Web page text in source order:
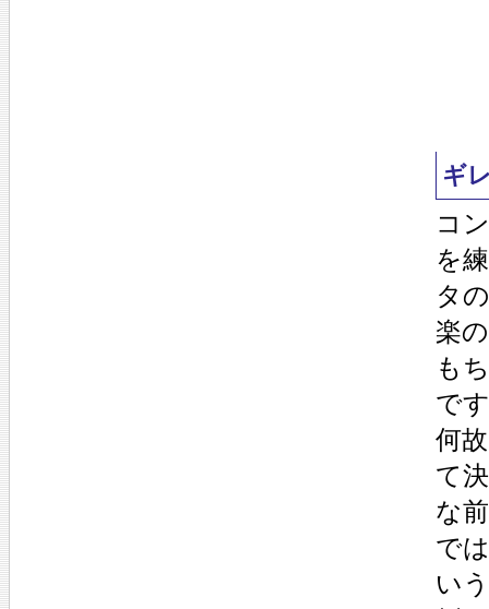
ギ
コ
を
タ
楽
も
で
何
て
な
で
い